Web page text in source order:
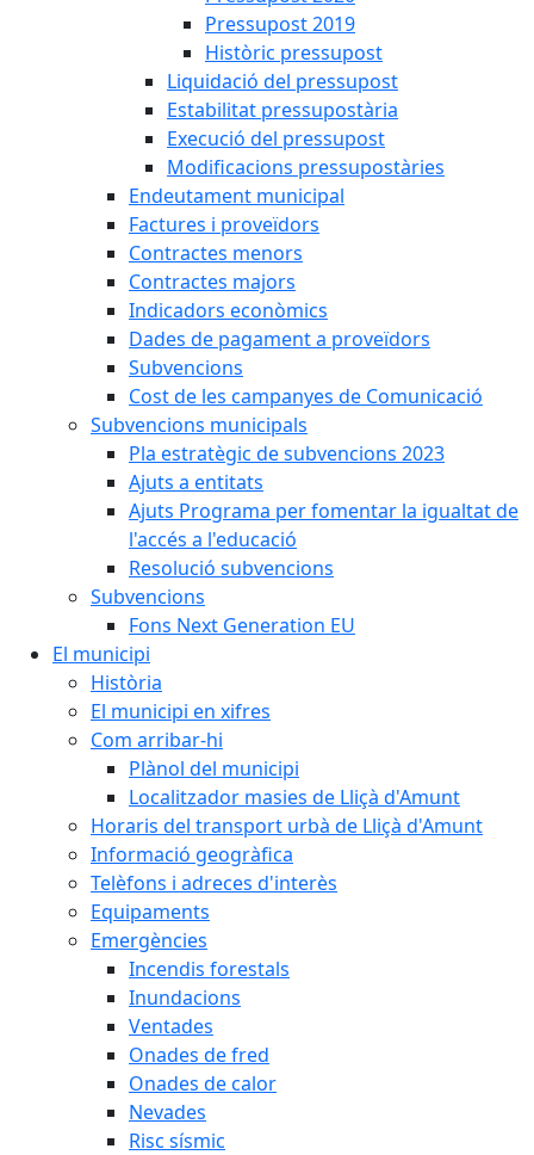
Pressupost 2019
Històric pressupost
Liquidació del pressupost
Estabilitat pressupostària
Execució del pressupost
Modificacions pressupostàries
Endeutament municipal
Factures i proveïdors
Contractes menors
Contractes majors
Indicadors econòmics
Dades de pagament a proveïdors
Subvencions
Cost de les campanyes de Comunicació
Subvencions municipals
Pla estratègic de subvencions 2023
Ajuts a entitats
Ajuts Programa per fomentar la igualtat de
l'accés a l'educació
Resolució subvencions
Subvencions
Fons Next Generation EU
El municipi
Història
El municipi en xifres
Com arribar-hi
Plànol del municipi
Localitzador masies de Lliçà d'Amunt
Horaris del transport urbà de Lliçà d'Amunt
Informació geogràfica
Telèfons i adreces d'interès
Equipaments
Emergències
Incendis forestals
Inundacions
Ventades
Onades de fred
Onades de calor
Nevades
Risc sísmic